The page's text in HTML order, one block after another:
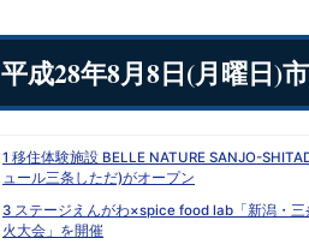
平成28年8月8日(月曜日)
1 移住体験施設 BELLE NATURE SANJO-
ュール三条しただ)がオープン
3 ステージえんがわ×spice food lab「新潟・三
火大会」を開催